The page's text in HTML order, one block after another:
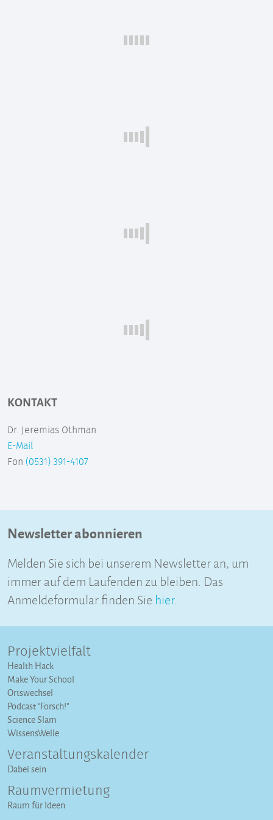
KONTAKT
Dr. Jeremias Othman
E-Mail
Fon (0531) 391-4107
Newsletter abonnieren
Melden Sie sich bei unserem Newsletter an, um
immer auf dem Laufenden zu bleiben. Das
Anmeldeformular finden Sie hier.
Projektvielfalt
Health Hack
Make Your School
Ortswechsel
Podcast "Forsch!"
Science Slam
WissensWelle
Veranstaltungs­kalender
Dabei sein
Raumvermietung
Raum für Ideen